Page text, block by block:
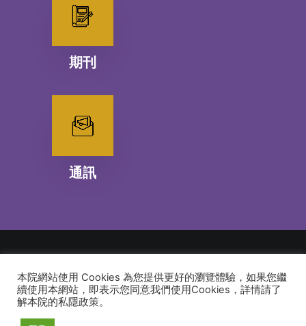
期刊
通訊
© 2026 建道神學院Alliance Bible Seminary. All rights reserved
本院網站使用 Cookies 為您提供更好的瀏覽體驗，如果您繼
續使用本網站，即表示您同意我們使用Cookies，詳情請了
解本院的私隱政策。